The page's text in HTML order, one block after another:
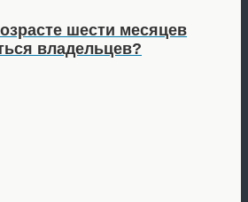
шести месяцев
владельцев?